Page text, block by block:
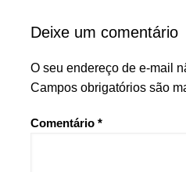
Deixe um comentário
O seu endereço de e-mail
Campos obrigatórios são
Comentário *